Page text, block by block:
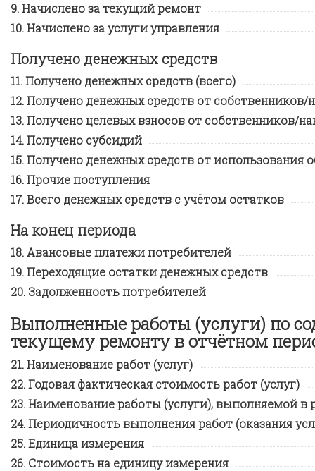
Начислено за текущий ремонт
Начислено за услуги управления
Получено денежных средств
Получено денежных средств (всего)
Получено денежных средств от
Получено целевых взносов от собственников/
Получено субсидий
Получено денежных средств от использования
Прочие поступления
Всего денежных средств с учётом остатков
На конец периода
Авансовые платежи потребителей
Переходящие остатки денежных средств
Задолженность потребителей
Выполненные работы (услуги) по
текущему ремонту в отчётном
Наименование работ (услуг)
Годовая фактическая стоимость работ (услуг)
Наименование работы (услуги), выполняемой в
Периодичность выполнения работ (оказания
Единица измерения
Стоимость на единицу измерения